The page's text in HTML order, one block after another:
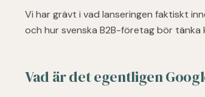
Vi har grävt i vad lanseringen faktiskt
och hur svenska B2B-företag bör tänka
Vad är det egentligen